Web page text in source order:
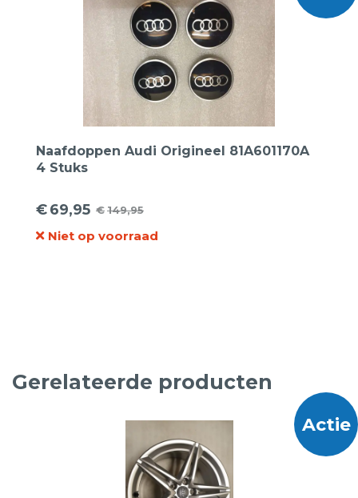
Naafdoppen Audi Origineel 81A601170A
4 Stuks
€149,95
Oorspronkelijke
prijs
€69,95
Huidige
prijs
Niet op voorraad
Gerelateerde producten
Actie